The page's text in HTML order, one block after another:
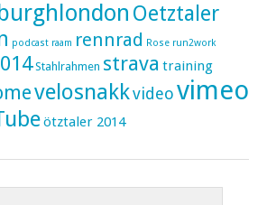
Oetztaler
podcast raam rennrad Rose run2work
Stahlrahmen strava training
velosnakkvideovimeo
ötztaler 2014